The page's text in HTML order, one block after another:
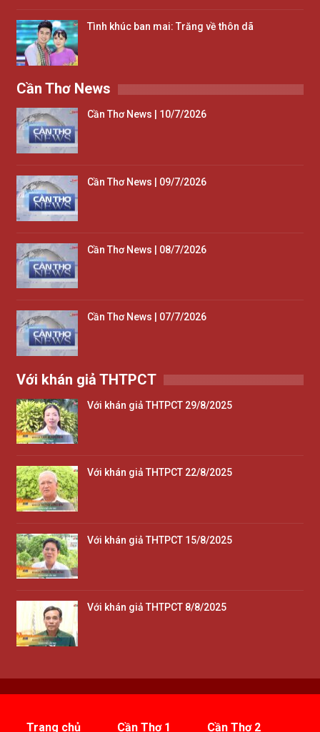
Tình khúc ban mai: Trăng về thôn dã
Cần Thơ News
Cần Thơ News | 10/7/2026
Cần Thơ News | 09/7/2026
Cần Thơ News | 08/7/2026
Cần Thơ News | 07/7/2026
Với khán giả THTPCT
Với khán giả THTPCT 29/8/2025
Với khán giả THTPCT 22/8/2025
Với khán giả THTPCT 15/8/2025
Với khán giả THTPCT 8/8/2025
Trang chủ Cần Thơ 1 Cần Thơ 2